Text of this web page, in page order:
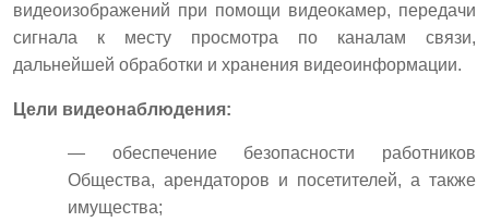
видеоизображений при помощи видеокамер, передачи
сигнала к месту просмотра по каналам связи,
дальнейшей обработки и хранения видеоинформации.
Цели видеонаблюдения:
— обеспечение безопасности работников
Общества, арендаторов и посетителей, а также
имущества;